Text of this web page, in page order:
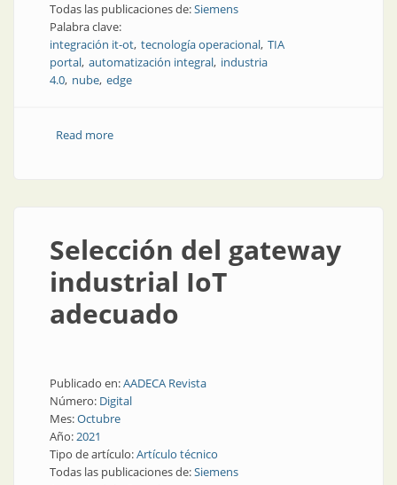
Todas las publicaciones de:Siemens
Palabra clave:
integración it-ot tecnología operacional TIA
portal automatización integral industria
4.0 nube edge
Read moreabout Cuando recibís esa llamada telefónica
Selección del gateway
industrial IoT
adecuado
Publicado en:AADECA Revista
Número: Digital
Mes:Octubre
Año:2021
Tipo de artículo:Artículo técnico
Todas las publicaciones de:Siemens